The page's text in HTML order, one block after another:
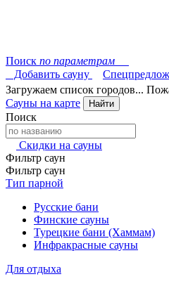
Поиск по параметрам
Добавить сауну
Загружаем список городов...
Сауны на карте
Найти
Поиск
Скидки на сауны
Фильтр саун
Фильтр саун
Тип парной
Русские бани
Финские сауны
Турецкие бани (Хаммам)
Инфракрасные сауны
Для отдыха